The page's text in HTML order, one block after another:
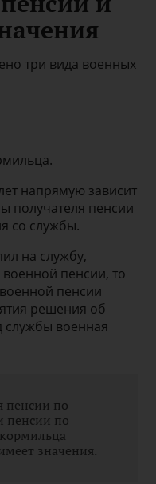
три вида военных
напрямую зависит
получателя пенсии
со службы.
на службу,
пенсии, то
пенсии
решения об
службы военная
пенсии по
пенсии по
значения.